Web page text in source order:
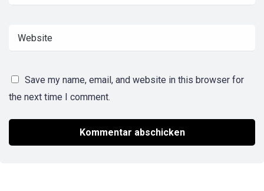
Save my name, email, and website in this browser for
the next time I comment.